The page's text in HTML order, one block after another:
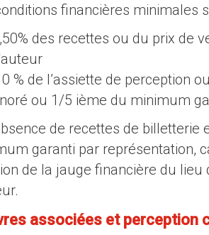
financières minimales
des recettes ou du prix de
% de l’assiette de perception
ou 1/5 ième du minimum
de recettes de billetterie
garanti par représentation,
de la jauge financière du
associées et perception